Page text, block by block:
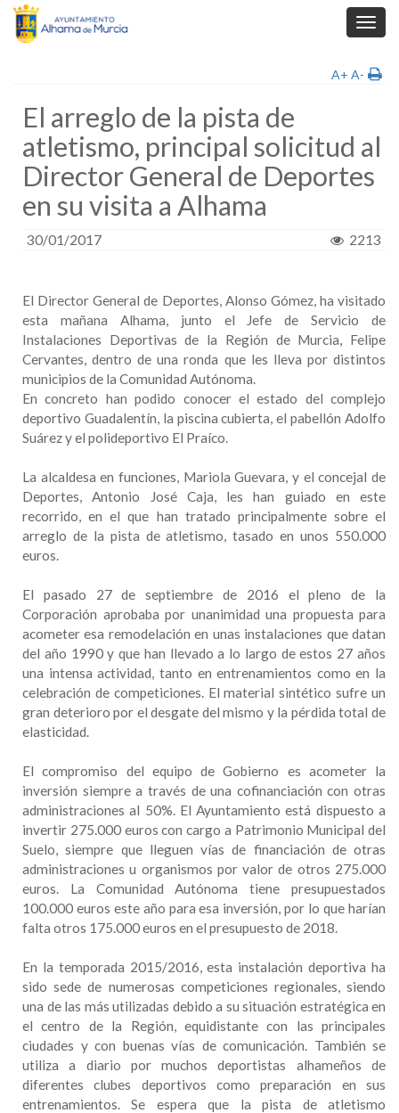
A+ A-
El arreglo de la pista de
atletismo, principal solicitud al
Director General de Deportes
en su visita a Alhama
30/01/2017 2213
El Director General de Deportes, Alonso Gómez, ha visitado
esta mañana Alhama, junto el Jefe de Servicio de
Instalaciones Deportivas de la Región de Murcia, Felipe
Cervantes, dentro de una ronda que les lleva por distintos
municipios de la Comunidad Autónoma.
En concreto han podido conocer el estado del complejo
deportivo Guadalentín, la piscina cubierta, el pabellón Adolfo
Suárez y el polideportivo El Praíco.
La alcaldesa en funciones, Mariola Guevara, y el concejal de
Deportes, Antonio José Caja, les han guiado en este
recorrido, en el que han tratado principalmente sobre el
arreglo de la pista de atletismo, tasado en unos 550.000
euros.
El pasado 27 de septiembre de 2016 el pleno de la
Corporación aprobaba por unanimidad una propuesta para
acometer esa remodelación en unas instalaciones que datan
del año 1990 y que han llevado a lo largo de estos 27 años
una intensa actividad, tanto en entrenamientos como en la
celebración de competiciones. El material sintético sufre un
gran deterioro por el desgate del mismo y la pérdida total de
elasticidad.
El compromiso del equipo de Gobierno es acometer la
inversión siempre a través de una cofinanciación con otras
administraciones al 50%. El Ayuntamiento está dispuesto a
invertir 275.000 euros con cargo a Patrimonio Municipal del
Suelo, siempre que lleguen vías de financiación de otras
administraciones u organismos por valor de otros 275.000
euros. La Comunidad Autónoma tiene presupuestados
100.000 euros este año para esa inversión, por lo que harían
falta otros 175.000 euros en el presupuesto de 2018.
En la temporada 2015/2016, esta instalación deportiva ha
sido sede de numerosas competiciones regionales, siendo
una de las más utilizadas debido a su situación estratégica en
el centro de la Región, equidistante con las principales
ciudades y con buenas vías de comunicación. También se
utiliza a diario por muchos deportistas alhameños de
diferentes clubes deportivos como preparación en sus
entrenamientos. Se espera que la pista de atletismo